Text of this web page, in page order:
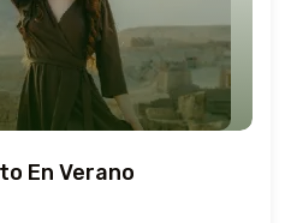
En Verano